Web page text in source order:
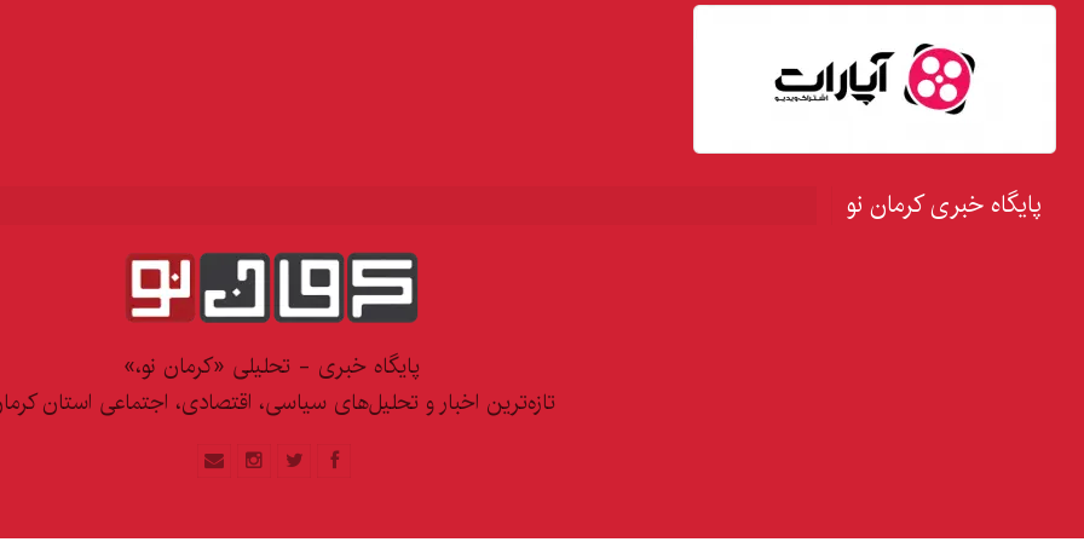
پایگاه خبری کرمان نو
پایگاه خبری - تحلیلی «کرمان نو،»
تازه‌ترین اخبار و تحلیل‌های سیاسی، اقتصادی، اجتماعی استان